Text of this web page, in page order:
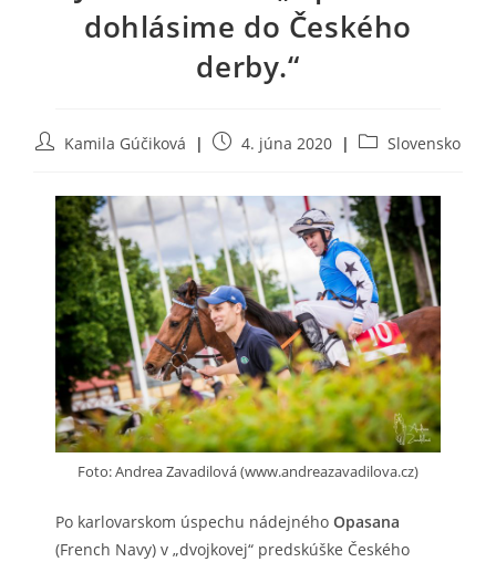
dohlásime do Českého
derby.“
Post Kamila Gúčiková
Post4. júna 2020
Post Slovensko
Foto: Andrea Zavadilová (www.andreazavadilova.cz)
Po karlovarskom úspechu nádejného Opasana
(French Navy) v „dvojkovej“ predskúške Českého